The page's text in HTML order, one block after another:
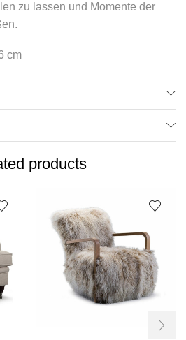
zu lassen und Momente der
cm
products